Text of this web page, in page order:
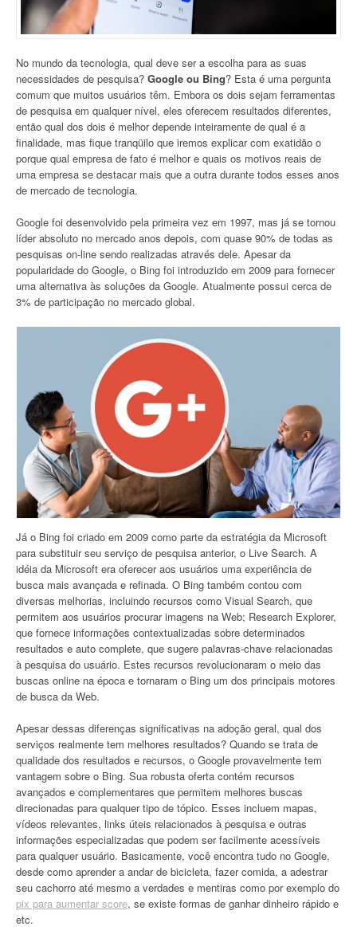
No mundo da tecnologia, qual deve ser a escolha para as suas
necessidades de pesquisa? Google ou Bing? Esta é uma pergunta
comum que muitos usuários têm. Embora os dois sejam ferramentas
de pesquisa em qualquer nível, eles oferecem resultados diferentes,
então qual dos dois é melhor depende inteiramente de qual é a
finalidade, mas fique tranqüilo que iremos explicar com exatidão o
porque qual empresa de fato é melhor e quais os motivos reais de
uma empresa se destacar mais que a outra durante todos esses anos
de mercado de tecnologia.
Google foi desenvolvido pela primeira vez em 1997, mas já se tornou
líder absoluto no mercado anos depois, com quase 90% de todas as
pesquisas on-line sendo realizadas através dele. Apesar da
popularidade do Google, o Bing foi introduzido em 2009 para fornecer
uma alternativa às soluções da Google. Atualmente possui cerca de
3% de participação no mercado global.
Já o Bing foi criado em 2009 como parte da estratégia da Microsoft
para substituir seu serviço de pesquisa anterior, o Live Search. A
idéia da Microsoft era oferecer aos usuários uma experiência de
busca mais avançada e refinada. O Bing também contou com
diversas melhorias, incluindo recursos como Visual Search, que
permitem aos usuários procurar imagens na Web; Research Explorer,
que fornece informações contextualizadas sobre determinados
resultados e auto complete, que sugere palavras-chave relacionadas
à pesquisa do usuário. Estes recursos revolucionaram o meio das
buscas online na época e tornaram o Bing um dos principais motores
de busca da Web.
Apesar dessas diferenças significativas na adoção geral, qual dos
serviços realmente tem melhores resultados? Quando se trata de
qualidade dos resultados e recursos, o Google provavelmente tem
vantagem sobre o Bing. Sua robusta oferta contém recursos
avançados e complementares que permitem melhores buscas
direcionadas para qualquer tipo de tópico. Esses incluem mapas,
vídeos relevantes, links úteis relacionados à pesquisa e outras
informações especializadas que podem ser facilmente acessíveis
para qualquer usuário. Basicamente, você encontra tudo no Google,
desde como aprender a andar de bicicleta, fazer comida, a adestrar
seu cachorro até mesmo a verdades e mentiras como por exemplo do
pix para aumentar score, se existe formas de ganhar dinheiro rápido e
etc.